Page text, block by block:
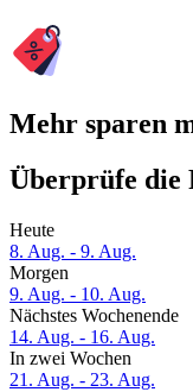
Mehr sparen
Überprüfe die
Heute
8. Aug. - 9. Aug.
Morgen
9. Aug. - 10. Aug.
Nächstes Wochenende
14. Aug. - 16. Aug.
In zwei Wochen
21. Aug. - 23. Aug.